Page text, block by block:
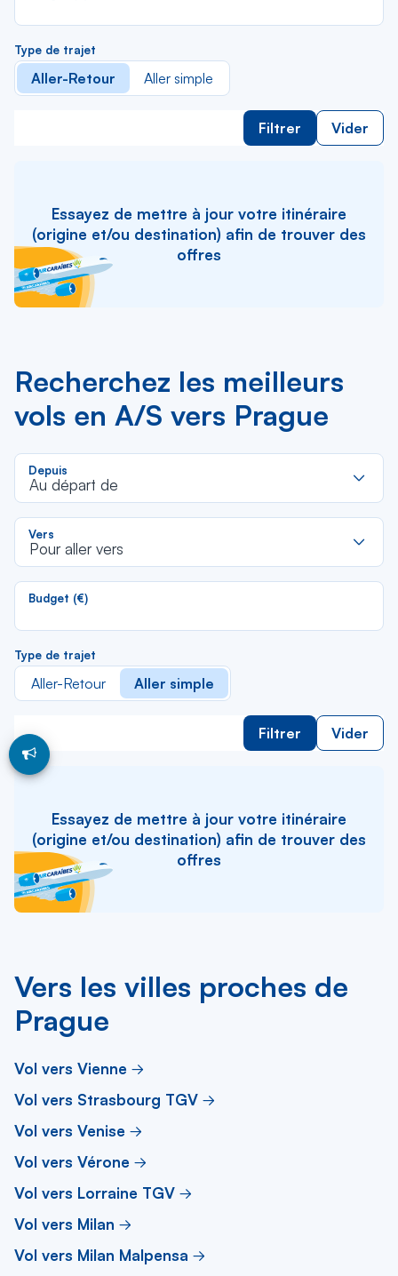
Type de trajet
Aller-Retour Aller simple
Filtrer Vider
Essayez de mettre à jour votre itinéraire
(origine et/ou destination) afin de trouver des
offres
Recherchez les meilleurs
vols en A/S vers Prague
Depuis
Au départ de
Vers
Pour aller vers
Budget (€)
Type de trajet
Aller-Retour Aller simple
Filtrer Vider
Essayez de mettre à jour votre itinéraire
(origine et/ou destination) afin de trouver des
offres
Vers les villes proches de
Prague
Vol vers Vienne
Vol vers Strasbourg TGV
Vol vers Venise
Vol vers Vérone
Vol vers Lorraine TGV
Vol vers Milan
Vol vers Milan Malpensa